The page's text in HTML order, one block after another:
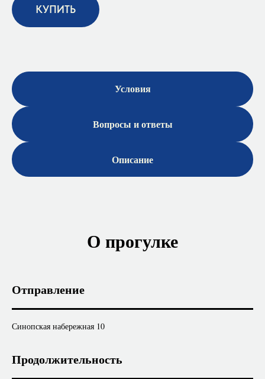
КУПИТЬ
Условия
Вопросы и ответы
Описание
О прогулке
Отправление
Синопская набережная 10
Продолжительность